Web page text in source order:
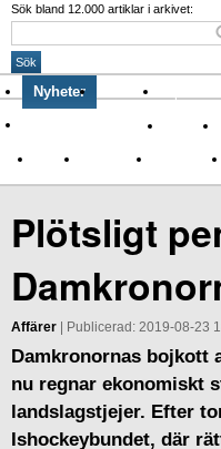
Sök bland 12.000 artiklar i arkivet:
Nyheter Krönikor Sport &
Om Idrottens Affärer
Affärer
Namn Sponsring TV-nyheter
Plötsligt
Affärer | Publicerad: 2019-08-23
Damkronornas bojkott
nu regnar ekonomiskt
landslagstjejer. Efter
Ishockeybundet, där